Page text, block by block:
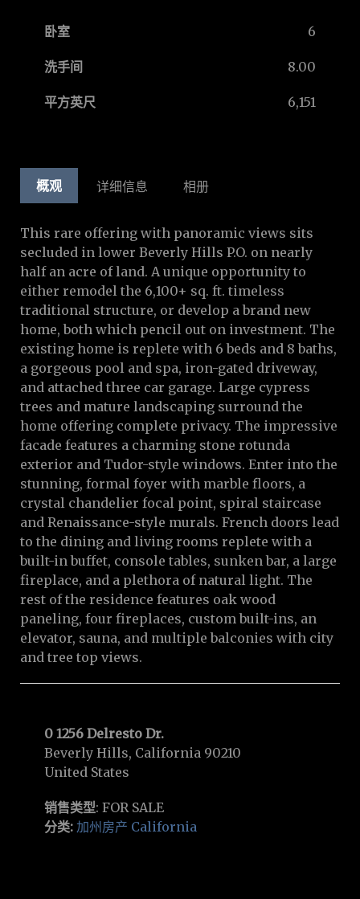
卧室 6
洗手间 8.00
平方英尺 6,151
概观 详细信息 相册
This rare offering with panoramic views sits
secluded in lower Beverly Hills P.O. on nearly
half an acre of land. A unique opportunity to
either remodel the 6,100+ sq. ft. timeless
traditional structure, or develop a brand new
home, both which pencil out on investment. The
existing home is replete with 6 beds and 8 baths,
a gorgeous pool and spa, iron-gated driveway,
and attached three car garage. Large cypress
trees and mature landscaping surround the
home offering complete privacy. The impressive
facade features a charming stone rotunda
exterior and Tudor-style windows. Enter into the
stunning, formal foyer with marble floors, a
crystal chandelier focal point, spiral staircase
and Renaissance-style murals. French doors lead
to the dining and living rooms replete with a
built-in buffet, console tables, sunken bar, a large
fireplace, and a plethora of natural light. The
rest of the residence features oak wood
paneling, four fireplaces, custom built-ins, an
elevator, sauna, and multiple balconies with city
and tree top views.
0 1256 Delresto Dr.
Beverly Hills, California 90210
United States
销售类型: FOR SALE
分类: 加州房产 California